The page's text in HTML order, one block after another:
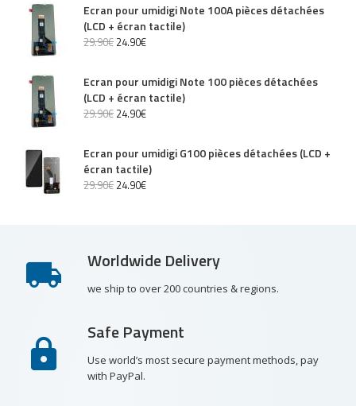
Ecran pour umidigi Note 100A pièces détachées
(LCD + écran tactile)
29.90€ 24.90€
Ecran pour umidigi Note 100 pièces détachées
(LCD + écran tactile)
29.90€ 24.90€
Ecran pour umidigi G100 pièces détachées (LCD +
écran tactile)
29.90€ 24.90€
Worldwide Delivery
we ship to over 200 countries & regions.
Safe Payment
Use world’s most secure payment methods, pay
with PayPal.